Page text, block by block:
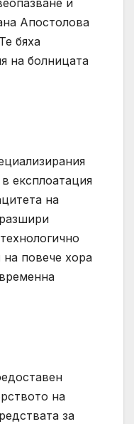
и
Апостолова
бяха
на болницата
експлоатация
на
повече хора
на
за